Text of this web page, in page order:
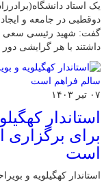
یک استاد
دوقطبی‌ در جامعه و
گفت: شهید رئیسی سعی
داشتند با هر گرایشی
۰۷ تیر ۱۴۰۳
استاندار
برای برگزاری
است
استاندار کهگیلویه و